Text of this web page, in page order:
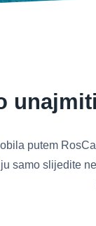
putem
samo slijedite